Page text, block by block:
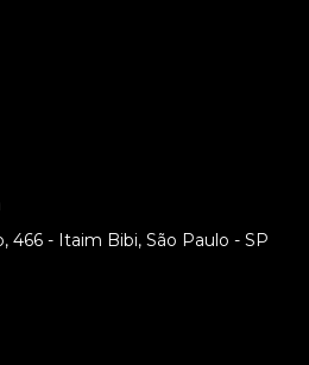
466 - Itaim Bibi, São Paulo - SP